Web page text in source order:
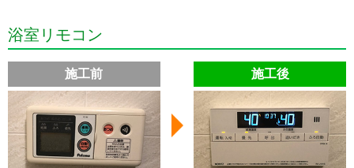
浴室リモコン
施工前 施工後